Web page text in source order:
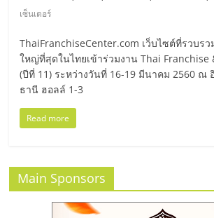
ไชส์
ขาย
แฟ
รน
ไชส์
เซ็นเตอร์
ThaiFranchiseCenter.com เว็บไซต์ที่รวบร
ใหญ่ที่สุดในไทยเข้าร่วมงาน Thai Franchise
(ปีที่ 11) ระหว่างวันที่ 16-19 มีนาคม 2560 ณ
ธานี ฮอลล์ 1-3
Read more
Main Sponsors